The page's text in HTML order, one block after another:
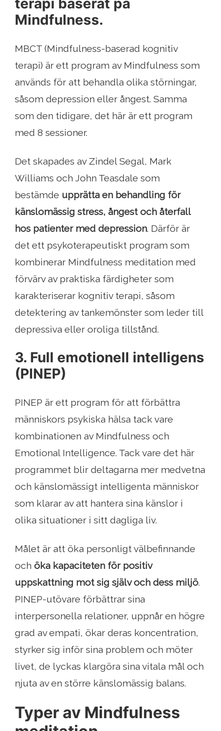
terapi baserat på
Mindfulness.
MBCT (Mindfulness-baserad kognitiv
terapi) är ett program av Mindfulness som
används för att behandla olika störningar,
såsom depression eller ångest. Samma
som den tidigare, det här är ett program
med 8 sessioner.
Det skapades av Zindel Segal, Mark
Williams och John Teasdale som
bestämde upprätta en behandling för
känslomässig stress, ångest och återfall
hos patienter med depression. Därför är
det ett psykoterapeutiskt program som
kombinerar Mindfulness meditation med
förvärv av praktiska färdigheter som
karakteriserar kognitiv terapi, såsom
detektering av tankemönster som leder till
depressiva eller oroliga tillstånd.
3. Full emotionell intelligens
(PINEP)
PINEP är ett program för att förbättra
människors psykiska hälsa tack vare
kombinationen av Mindfulness och
Emotional Intelligence. Tack vare det här
programmet blir deltagarna mer medvetna
och känslomässigt intelligenta människor
som klarar av att hantera sina känslor i
olika situationer i sitt dagliga liv.
Målet är att öka personligt välbefinnande
och öka kapaciteten för positiv
uppskattning mot sig själv och dess miljö.
PINEP-utövare förbättrar sina
interpersonella relationer, uppnår en högre
grad av empati, ökar deras koncentration,
styrker sig inför sina problem och möter
livet, de lyckas klargöra sina vitala mål och
njuta av en större känslomässig balans.
Typer av Mindfulness